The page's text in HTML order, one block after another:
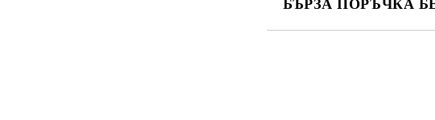
БЪРЗА ПОРЪЧКА